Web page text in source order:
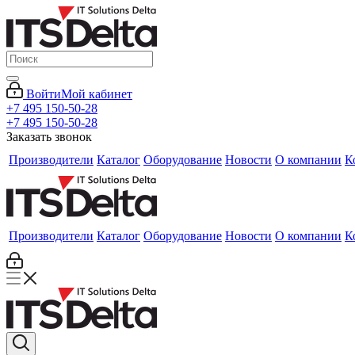
ВойтиМой кабинет
+7 495 150-50-28
+7 495 150-50-28
Заказать звонок
Производители Каталог Оборудование Новости О компании
Производители Каталог Оборудование Новости О компании